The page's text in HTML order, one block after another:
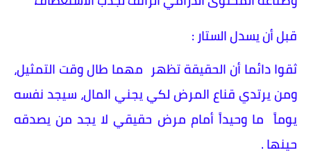
قبل أن يسدل الستار :
ثقوا دائما أن الحقيقة تظهر مهما طال وقت التمثيل،
ومن يرتدي قناع المرض لكي يجني المال، سيجد نفسه
يوماً ما وحيداً أمام مرض حقيقي لا يجد من يصدقه
حينها .